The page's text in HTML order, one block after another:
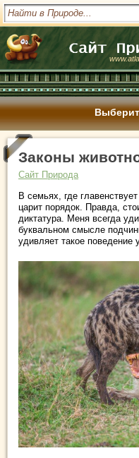
Законы
Сайт Природа
В семьях, где
царит порядок. Правда,
диктатура. Меня всегда
буквальном смысле
удивляет такое